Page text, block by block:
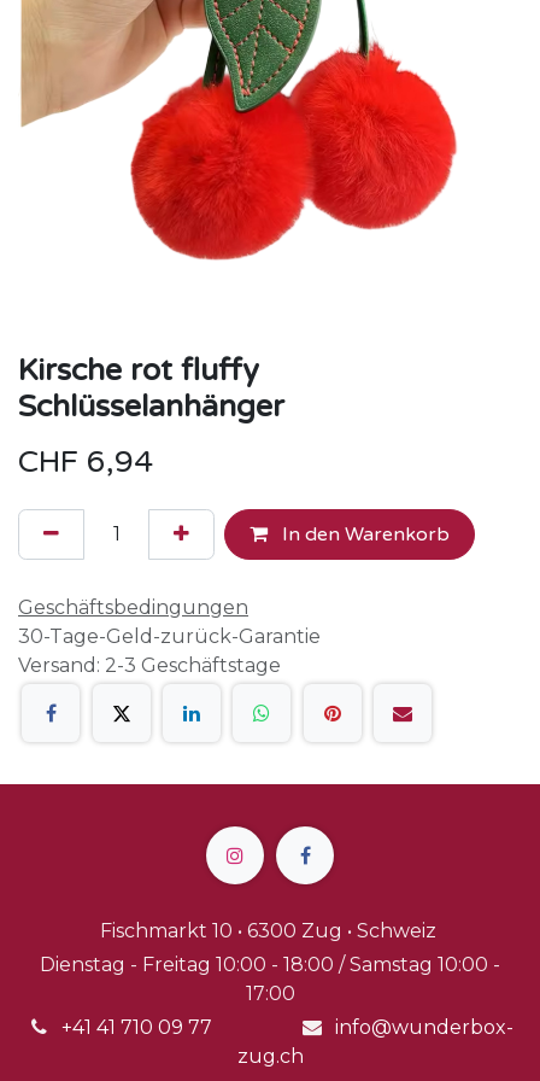
Kirsche rot fluffy
Schlüsselanhänger
CHF 6,94
In den Warenkorb
Geschäftsbedingungen
30-Tage-Geld-zurück-Garantie
Versand: 2-3 Geschäftstage
Fischmarkt 10 • 6300 Zug • Schweiz
Dienstag - Freitag 10:00 - 18:00 / Samstag 10:00 -
17:00
+41 41 710 09 77
info@wunderbox-
zug.ch